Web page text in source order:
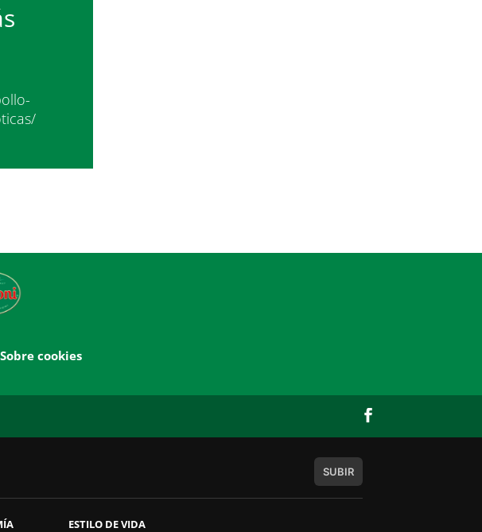
Sobre cookies
SUBIR
ESTILO DE VIDA